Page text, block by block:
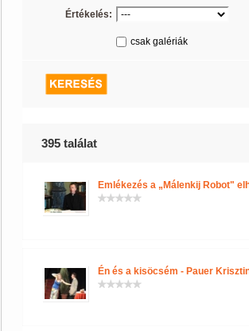
Értékelés:
csak galériák
395 találat
Emlékezés a „Málenkij Robot"
Én és a kisöcsém - Pauer